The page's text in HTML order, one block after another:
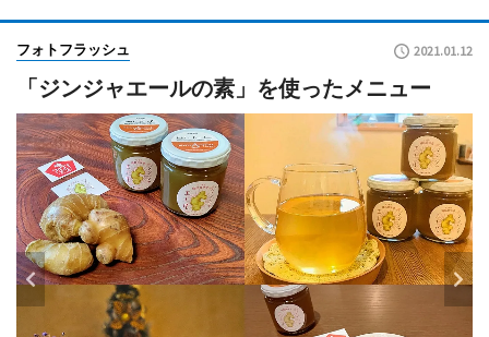
フォトフラッシュ 2021.01.12
「ジンジャエールの素」を使ったメニュー